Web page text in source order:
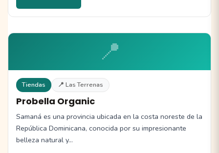
📍
Tiendas 📍 Las Terrenas
Probella Organic
Samaná es una provincia ubicada en la costa noreste de la
República Dominicana, conocida por su impresionante
belleza natural y…